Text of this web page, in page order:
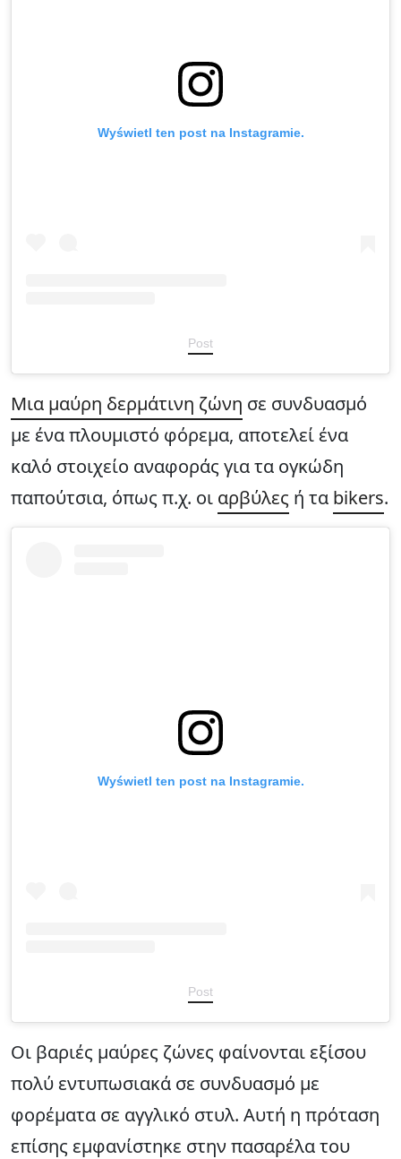
Wyświetl ten post na Instagramie.
Post
Μια μαύρη δερμάτινη ζώνη σε συνδυασμό
με ένα πλουμιστό φόρεμα, αποτελεί ένα
καλό στοιχείο αναφοράς για τα ογκώδη
παπούτσια, όπως π.χ. οι αρβύλες ή τα bikers.
Wyświetl ten post na Instagramie.
Post
Οι βαριές μαύρες ζώνες φαίνονται εξίσου
πολύ εντυπωσιακά σε συνδυασμό με
φορέματα σε αγγλικό στυλ. Αυτή η πρόταση
επίσης εμφανίστηκε στην πασαρέλα του